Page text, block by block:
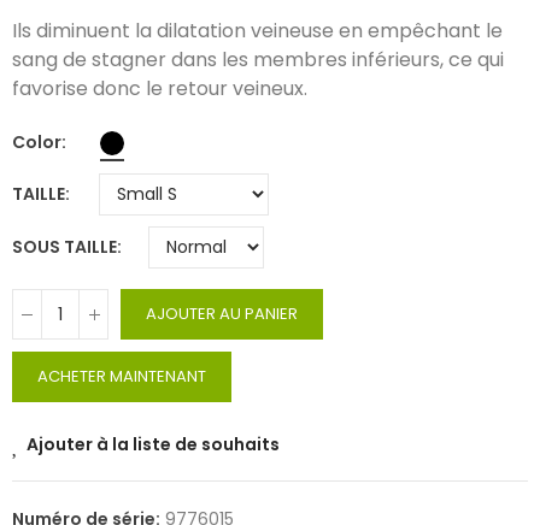
Ils diminuent la dilatation veineuse en empêchant le
sang de stagner dans les membres inférieurs, ce qui
favorise donc le retour veineux.
Color
TAILLE
SOUS TAILLE
AJOUTER AU PANIER
ACHETER MAINTENANT
Ajouter à la liste de souhaits
Numéro de série: 9776015